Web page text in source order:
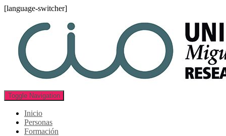
[language-switcher]
Toggle Navigation
Inicio
Personas
Formación